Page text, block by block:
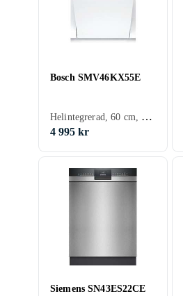
Bosch SMV46KX55E
Helintegrerad, 60 cm, 44 dB, E
4 995 kr
Siemens SN43ES22CE